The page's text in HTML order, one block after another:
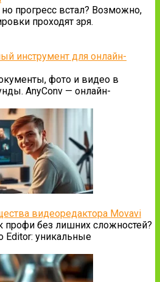
прогресс встал? Возможно,
проходят зря.
инструмент для онлайн-
фото и видео в
AnyConv — онлайн-
видеоредактора Movavi
профи без лишних сложностей?
Editor: уникальные